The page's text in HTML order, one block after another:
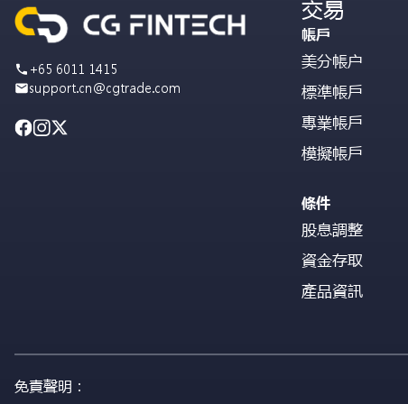
+65 6011 1415
support.cn@cgtrade.com
交易
帳戶
美分帳户
標準帳戶
專業帳戶
模擬帳戶
條件
股息調整
資金存取
產品資訊
免責聲明：